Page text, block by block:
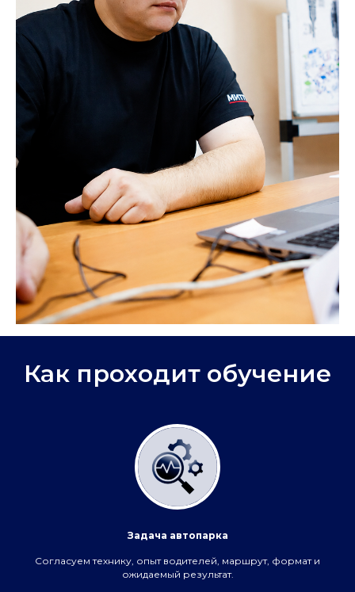
Как проходит обучение
Задача автопарка
Согласуем технику, опыт водителей, маршрут, формат и
ожидаемый результат.